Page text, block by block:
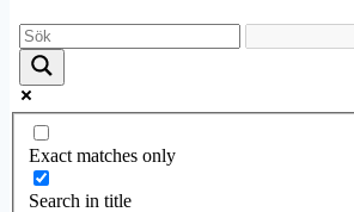
Exact matches only
Search in title